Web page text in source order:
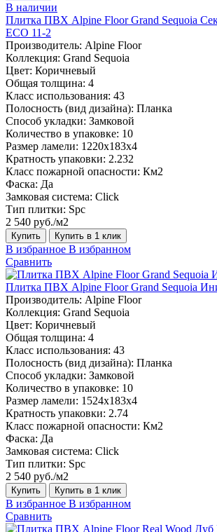
В наличии
Плитка ПВХ Alpine Floor Grand Sequoia
ECO 11-2
Производитель: Alpine Floor
Коллекция: Grand Sequoia
Цвет: Коричневый
Общая толщина: 4
Класс использования: 43
Полосность (вид дизайна): Планка
Способ укладки: Замковой
Количество в упаковке: 10
Размер ламели: 1220х183х4
Кратность упаковки: 2.232
Класс пожарной опасности: Км2
Фаска: Да
Замковая система: Click
Тип плитки: Spc
2 540 руб./м2
Купить Купить в 1 клик
В избранное В избранном
Сравнить
Плитка ПВХ Alpine Floor Grand Sequoia
Производитель: Alpine Floor
Коллекция: Grand Sequoia
Цвет: Коричневый
Общая толщина: 4
Класс использования: 43
Полосность (вид дизайна): Планка
Способ укладки: Замковой
Количество в упаковке: 10
Размер ламели: 1524х183х4
Кратность упаковки: 2.74
Класс пожарной опасности: Км2
Фаска: Да
Замковая система: Click
Тип плитки: Spc
2 540 руб./м2
Купить Купить в 1 клик
В избранное В избранном
Сравнить